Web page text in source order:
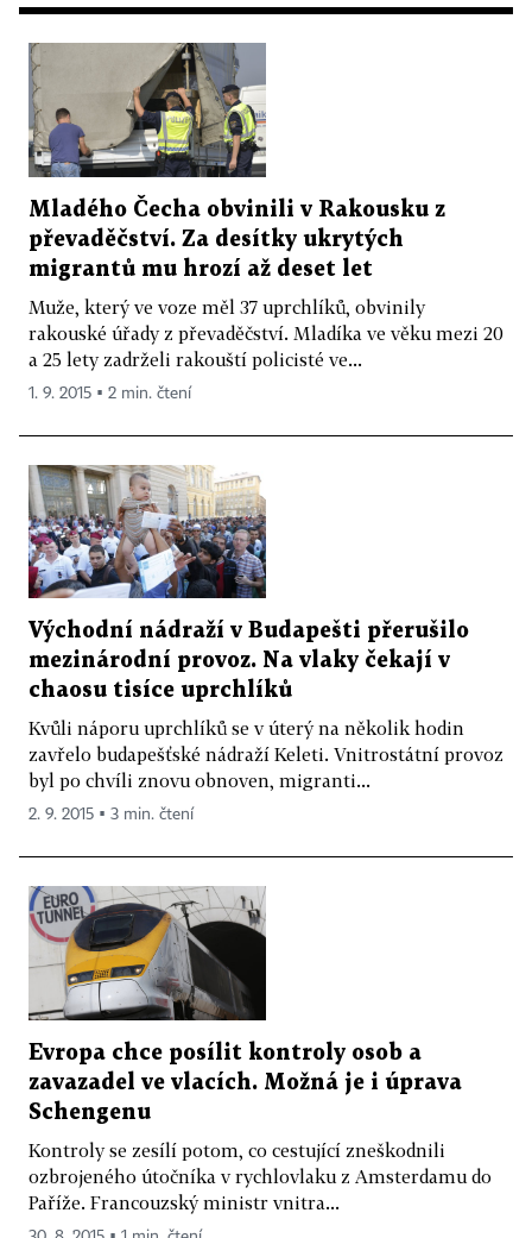
Mladého Čecha obvinili v Rakousku z
převaděčství. Za desítky ukrytých
migrantů mu hrozí až deset let
Muže, který ve voze měl 37 uprchlíků, obvinily
rakouské úřady z převaděčství. Mladíka ve věku mezi 20
a 25 lety zadrželi rakouští policisté ve...
1. 9. 2015 ▪ 2 min. čtení
Východní nádraží v Budapešti přerušilo
mezinárodní provoz. Na vlaky čekají v
chaosu tisíce uprchlíků
Kvůli náporu uprchlíků se v úterý na několik hodin
zavřelo budapešťské nádraží Keleti. Vnitrostátní provoz
byl po chvíli znovu obnoven, migranti...
2. 9. 2015 ▪ 3 min. čtení
Evropa chce posílit kontroly osob a
zavazadel ve vlacích. Možná je i úprava
Schengenu
Kontroly se zesílí potom, co cestující zneškodnili
ozbrojeného útočníka v rychlovlaku z Amsterdamu do
Paříže. Francouzský ministr vnitra...